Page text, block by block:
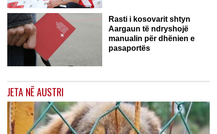
Rasti i kosovarit shtyn
Aargaun të ndryshojë
manualin për dhënien e
pasaportës
JETA NË AUSTRI